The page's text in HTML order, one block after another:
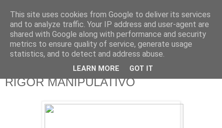
625 RANAS
LA TELEVISIÓN DESDE EL PUNTO DE VISTA BATRACIO
RIGOR MANIPULATIVO
This site uses cookies from Google to deliver its services
and to analyze traffic. Your IP address and user-agent are
shared with Google along with performance and security
metrics to ensure quality of service, generate usage
statistics, and to detect and address abuse.
LEARN MORE GOT IT